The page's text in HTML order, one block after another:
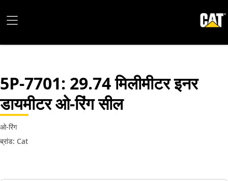
5P-7701: 29.74 मिलीमीटर इनर
डायमीटर ओ-रिंग सील
ओ-रिंग
ब्रांड: Cat